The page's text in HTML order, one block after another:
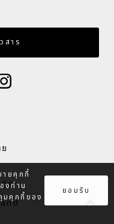
สาร
ายคุกกี้
งท่าน
มคุกกี้ของ
ยอมรับ